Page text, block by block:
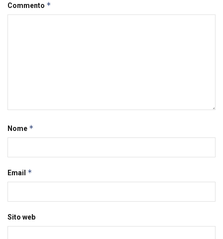
Commento *
Nome *
Email *
Sito web